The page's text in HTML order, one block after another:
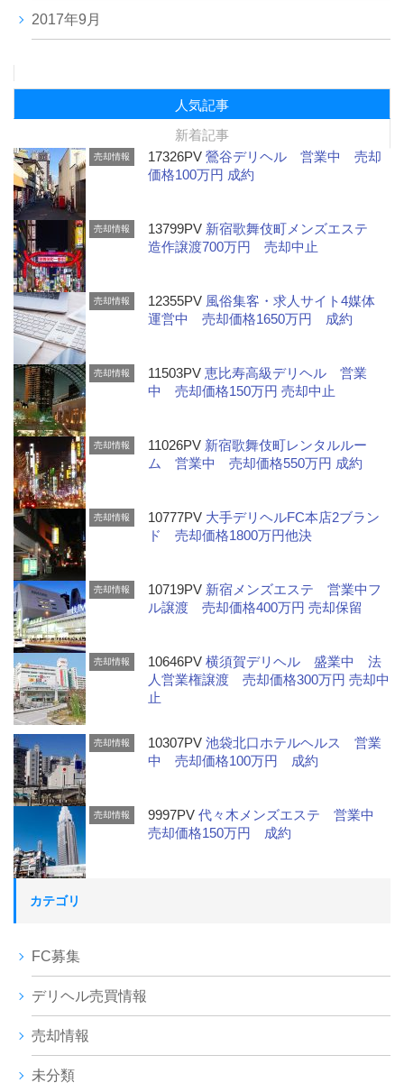
2017年9月
人気記事
新着記事
売却情報 17326PV鶯谷デリヘル 営業中 売却
価格100万円 成約
売却情報 13799PV 新宿歌舞伎町メンズエステ
造作譲渡700万円 売却中止
売却情報 12355PV 風俗集客・求人サイト4媒体
運営中 売却価格1650万円 成約
売却情報 11503PV恵比寿高級デリヘル 営業
中 売却価格150万円 売却中止
売却情報 11026PV 新宿歌舞伎町レンタルルー
ム 営業中 売却価格550万円 成約
売却情報 10777PV 大手デリヘルFC本店2ブラン
ド 売却価格1800万円他決
売却情報 10719PV 新宿メンズエステ 営業中フ
ル譲渡 売却価格400万円 売却保留
売却情報 10646PV横須賀デリヘル 盛業中 法
人営業権譲渡 売却価格300万円 売却中
止
売却情報 10307PV池袋北口ホテルヘルス 営業
中 売却価格100万円 成約
売却情報 9997PV代々木メンズエステ 営業中
売却価格150万円 成約
カテゴリ
FC募集
デリヘル売買情報
売却情報
未分類